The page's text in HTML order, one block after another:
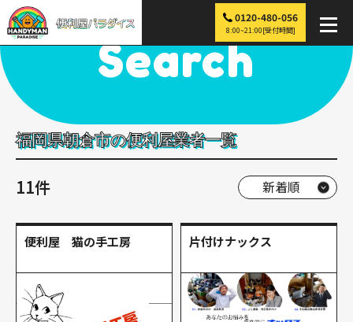
0120-480-056
8:00~21:00[受付時間]
便利屋パラダイス > 探す > 朝倉市
Search
福岡県朝倉市の便利屋業者一覧
11件
便利屋 猫の手工房 片付けナックス